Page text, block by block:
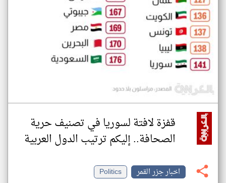
قفزة لافتة لسوريا في تصنيف حرية
الصحافة.. إليكم ترتيب الدول العربية
اخبار جزر القمر
Politics